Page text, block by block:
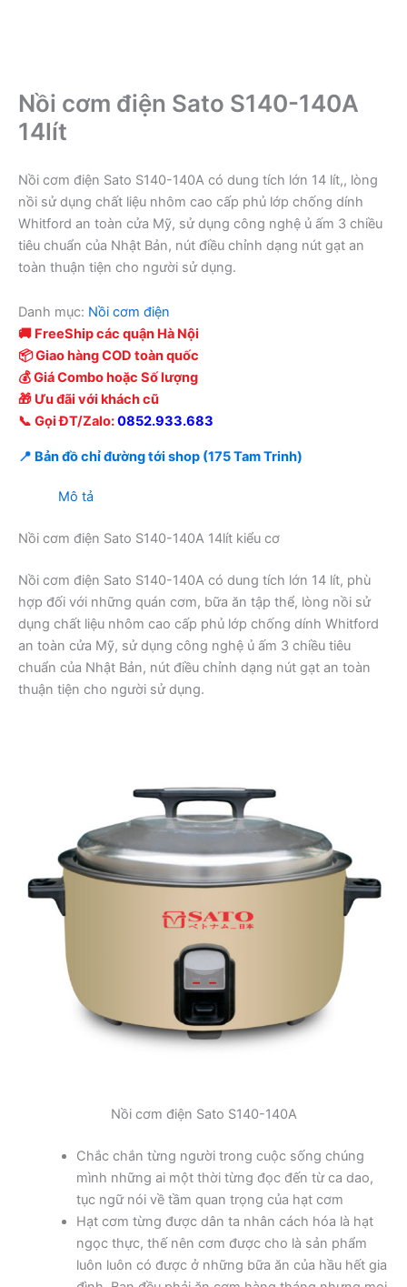
Nồi cơm điện Sato S140-140A
14lít
Nồi cơm điện Sato S140-140A có dung tích lớn 14 lít,, lòng
nồi sử dụng chất liệu nhôm cao cấp phủ lớp chống dính
Whitford an toàn cửa Mỹ, sử dụng công nghệ ủ ấm 3 chiều
tiêu chuẩn của Nhật Bản, nút điều chỉnh dạng nút gạt an
toàn thuận tiện cho người sử dụng.
Danh mục: Nồi cơm điện
🚚 FreeShip các quận Hà Nội
📦 Giao hàng COD toàn quốc
💰 Giá Combo hoặc Số lượng
🎁 Ưu đãi với khách cũ
📞 Gọi ĐT/Zalo:0852.933.683
📍 Bản đồ chỉ đường tới shop (175 Tam Trinh)
Mô tả
Nồi cơm điện Sato S140-140A 14lít kiểu cơ
Nồi cơm điện Sato S140-140A có dung tích lớn 14 lít, phù
hợp đối với những quán cơm, bữa ăn tập thể, lòng nồi sử
dụng chất liệu nhôm cao cấp phủ lớp chống dính Whitford
an toàn cửa Mỹ, sử dụng công nghệ ủ ấm 3 chiều tiêu
chuẩn của Nhật Bản, nút điều chỉnh dạng nút gạt an toàn
thuận tiện cho người sử dụng.
Nồi cơm điện Sato S140-140A
Chắc chắn từng người trong cuộc sống chúng
mình những ai một thời từng đọc đến từ ca dao,
tục ngữ nói về tầm quan trọng của hạt cơm
Hạt cơm từng được dân ta nhân cách hóa là hạt
ngọc thực, thế nên cơm được cho là sản phẩm
luôn luôn có được ở những bữa ăn của hầu hết gia